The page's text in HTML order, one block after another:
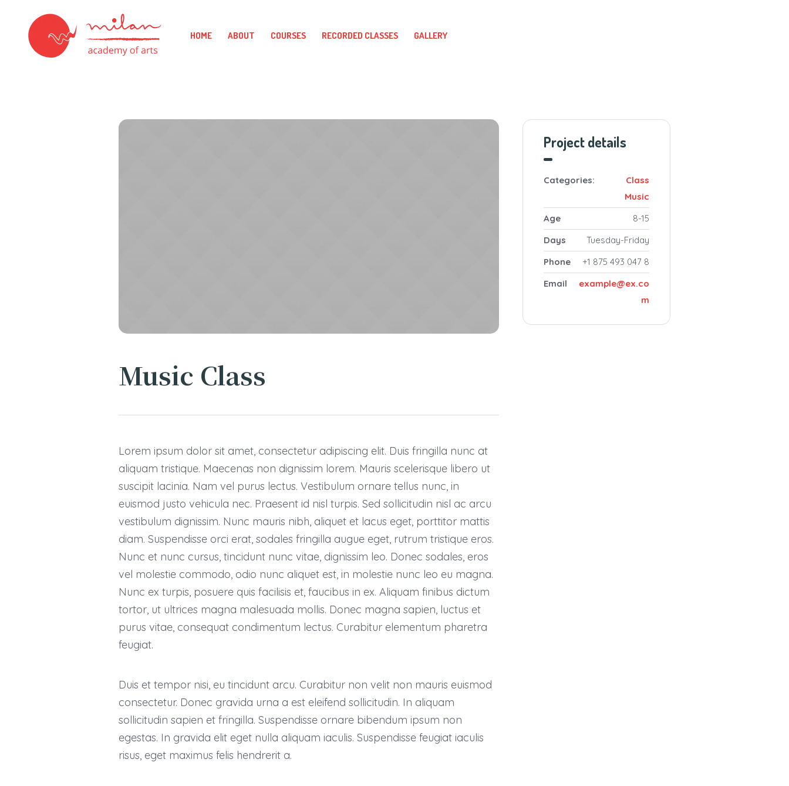
HOME ABOUT COURSES RECORDED CLASSES GALLERY
Music Class
Lorem ipsum dolor sit amet, consectetur adipiscing elit. Duis fringilla nunc at
aliquam tristique. Maecenas non dignissim lorem. Mauris scelerisque libero ut
suscipit lacinia. Nam vel purus lectus. Vestibulum ornare tellus nunc, in
euismod justo vehicula nec. Praesent id nisl turpis. Sed sollicitudin nisl ac arcu
vestibulum dignissim. Nunc mauris nibh, aliquet et lacus eget, porttitor mattis
diam. Suspendisse orci erat, sodales fringilla augue eget, rutrum tristique eros.
Nunc et nunc cursus, tincidunt nunc vitae, dignissim leo. Donec sodales, eros
vel molestie commodo, odio nunc aliquet est, in molestie nunc leo eu magna.
Nunc ex turpis, posuere quis facilisis et, faucibus in ex. Aliquam finibus dictum
tortor, ut ultrices magna malesuada mollis. Donec magna sapien, luctus et
purus vitae, consequat condimentum lectus. Curabitur elementum pharetra
feugiat.
Duis et tempor nisi, eu tincidunt arcu. Curabitur non velit non mauris euismod
consectetur. Donec gravida urna a est eleifend sollicitudin. In aliquam
sollicitudin sapien et fringilla. Suspendisse ornare bibendum ipsum non
egestas. In gravida elit eget nulla aliquam iaculis. Suspendisse feugiat iaculis
risus, eget maximus felis hendrerit a.
Project details
Categories:
Class
Music
Age
8-15
Days
Tuesday-Friday
Phone
+1 875 493 047 8
Email
example@ex.co
m